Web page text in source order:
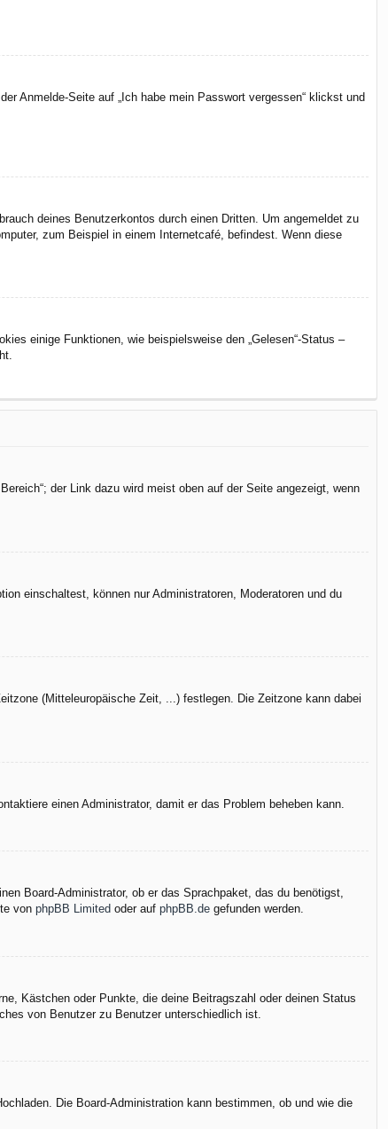
Anmelde-Seite auf „Ich habe mein Passwort vergessen“ klickst und
deines Benutzerkontos durch einen Dritten. Um angemeldet zu
zum Beispiel in einem Internetcafé, befindest. Wenn diese
einige Funktionen, wie beispielsweise den „Gelesen“-Status –
der Link dazu wird meist oben auf der Seite angezeigt, wenn
einschaltest, können nur Administratoren, Moderatoren und du
(Mitteleuropäische Zeit, ...) festlegen. Die Zeitzone kann dabei
einen Administrator, damit er das Problem beheben kann.
Board-Administrator, ob er das Sprachpaket, das du benötigst,
von phpBB Limited oder auf phpBB.de gefunden werden.
Kästchen oder Punkte, die deine Beitragszahl oder deinen Status
von Benutzer zu Benutzer unterschiedlich ist.
Die Board-Administration kann bestimmen, ob und wie die